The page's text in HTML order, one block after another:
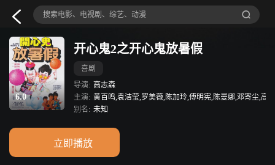
6.0
开心鬼2之开心鬼放暑假
喜剧
导演: 高志森
主演: 黄百鸣,袁洁莹,罗美薇,陈加玲,傅明宪,陈曼娜,邓寄尘,高
别名: 未知
立即播放